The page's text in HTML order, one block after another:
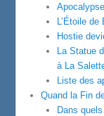
L’Étoile
Hostie
La Statue
à La
Liste des
Quand la Fin
Dans